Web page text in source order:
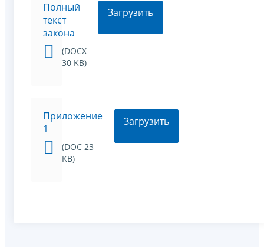
Полный
текст
закона
(DOCX
30 KB)
Загрузить
Приложение
1
(DOC 23
KB)
Загрузить